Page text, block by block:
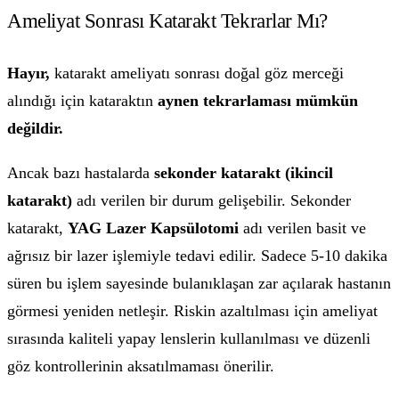
Ameliyat Sonrası Katarakt Tekrarlar Mı?
Hayır, katarakt ameliyatı sonrası doğal göz merceği
alındığı için kataraktın aynen tekrarlaması mümkün
değildir.
Ancak bazı hastalarda sekonder katarakt (ikincil
katarakt) adı verilen bir durum gelişebilir. Sekonder
katarakt, YAG Lazer Kapsülotomi adı verilen basit ve
ağrısız bir lazer işlemiyle tedavi edilir. Sadece 5-10 dakika
süren bu işlem sayesinde bulanıklaşan zar açılarak hastanın
görmesi yeniden netleşir. Riskin azaltılması için ameliyat
sırasında kaliteli yapay lenslerin kullanılması ve düzenli
göz kontrollerinin aksatılmaması önerilir.